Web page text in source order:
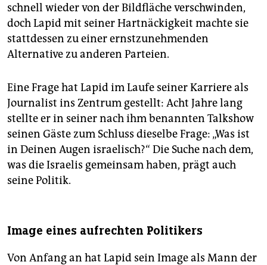
schnell wieder von der Bildfläche verschwinden,
doch Lapid mit seiner Hartnäckigkeit machte sie
stattdessen zu einer ernstzunehmenden
Alternative zu anderen Parteien.
Eine Frage hat Lapid im Laufe seiner Karriere als
Journalist ins Zentrum gestellt: Acht Jahre lang
stellte er in seiner nach ihm benannten Talkshow
seinen Gäste zum Schluss dieselbe Frage: „Was ist
in Deinen Augen israelisch?“ Die Suche nach dem,
was die Israelis gemeinsam haben, prägt auch
seine Politik.
Image eines aufrechten Politikers
Von Anfang an hat Lapid sein Image als Mann der